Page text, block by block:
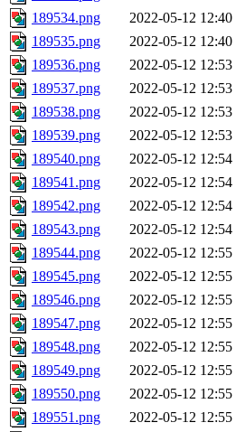
189534.png
2022-05-12 12:40
189535.png
2022-05-12 12:40
189536.png
2022-05-12 12:53
189537.png
2022-05-12 12:53
189538.png
2022-05-12 12:53
189539.png
2022-05-12 12:53
189540.png
2022-05-12 12:54
189541.png
2022-05-12 12:54
189542.png
2022-05-12 12:54
189543.png
2022-05-12 12:54
189544.png
2022-05-12 12:55
189545.png
2022-05-12 12:55
189546.png
2022-05-12 12:55
189547.png
2022-05-12 12:55
189548.png
2022-05-12 12:55
189549.png
2022-05-12 12:55
189550.png
2022-05-12 12:55
189551.png
2022-05-12 12:55